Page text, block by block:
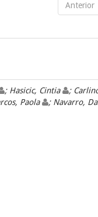
Anterior
; Hasicic, Cintia ;
Paola ; Navarro,